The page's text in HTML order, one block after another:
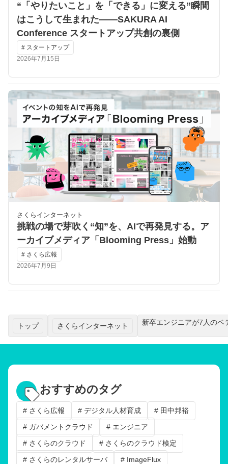
“「やりたいこと」を「できる」に変える”瞬間
はこうして生まれた――SAKURA AI
Conference スタートアップ共創の裏側
# スタートアップ
2026年7月15日
さくらインターネット
挑戦の場で芽吹く“知”を、AIで再発見する。ア
ーカイブメディア「Blooming Press」始動
# さくら広報
2026年7月9日
トップ さくらインターネット 新卒エンジニアが7人のベ
おすすめのタグ
# さくら広報 # デジタル人材育成
# 田中邦裕
# ガバメントクラウド
# エンジニア
# さくらのクラウド
# さくらのクラウド検定
# さくらのレンタルサーバ
# ImageFlux